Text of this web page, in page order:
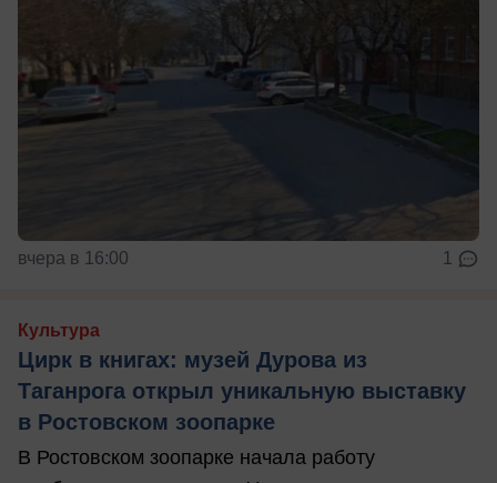
вчера в 16:00 1
Культура
Цирк в книгах: музей Дурова из
Таганрога открыл уникальную выставку
в Ростовском зоопарке
В Ростовском зоопарке начала работу